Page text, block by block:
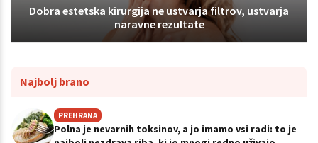
Dobra estetska kirurgija ne ustvarja filtrov, ustvarja
naravne rezultate
Najbolj brano
PREHRANA
Polna je nevarnih toksinov, a jo imamo vsi radi: to je